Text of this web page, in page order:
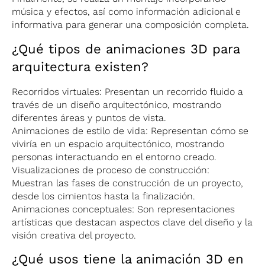
música y efectos, así como información adicional e
informativa para generar una composición completa.
¿Qué tipos de animaciones 3D para
arquitectura existen?
Recorridos virtuales: Presentan un recorrido fluido a
través de un diseño arquitectónico, mostrando
diferentes áreas y puntos de vista.
Animaciones de estilo de vida: Representan cómo se
viviría en un espacio arquitectónico, mostrando
personas interactuando en el entorno creado.
Visualizaciones de proceso de construcción:
Muestran las fases de construcción de un proyecto,
desde los cimientos hasta la finalización.
Animaciones conceptuales: Son representaciones
artísticas que destacan aspectos clave del diseño y la
visión creativa del proyecto.
¿Qué usos tiene la animación 3D en